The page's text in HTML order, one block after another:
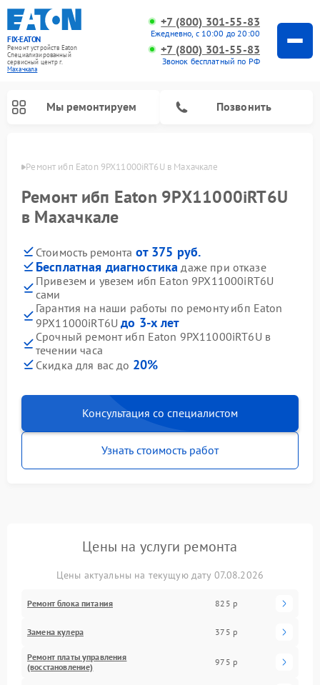
FIX-EATON
Ремонт устройств Eaton
Специализированный
cервисный центр г.
Махачкала
+7 (800) 301-55-83
Ежедневно, с 10:00 до 20:00
+7 (800) 301-55-83
Звонок бесплатный по РФ
Мы ремонтируем Позвонить
Ремонт ибп Eaton 9PX11000iRT6U в Махачкале
Ремонт ибп Eaton 9PX11000iRT6U
в Махачкале
Стоимость ремонта от 375 руб.
Бесплатная диагностика даже при отказе
Привезем и увезем ибп Eaton 9PX11000iRT6U
сами
Гарантия на наши работы по ремонту ибп Eaton
9PX11000iRT6Uдо 3-х лет
Срочный ремонт ибп Eaton 9PX11000iRT6U в
течении часа
Скидка для вас до 20%
Консультация со специалистом
Узнать стоимость работ
Цены на услуги ремонта
Цены актуальны на текущую дату 07.08.2026
Ремонт блока питания 825 р
Замена кулера 375 р
Ремонт платы управления
(восстановление)
975 р